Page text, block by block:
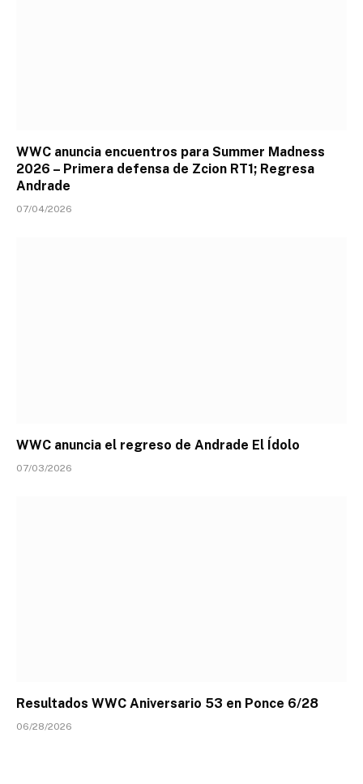
WWC anuncia encuentros para Summer Madness
2026 – Primera defensa de Zcion RT1; Regresa
Andrade
07/04/2026
WWC anuncia el regreso de Andrade El Ídolo
07/03/2026
Resultados WWC Aniversario 53 en Ponce 6/28
06/28/2026